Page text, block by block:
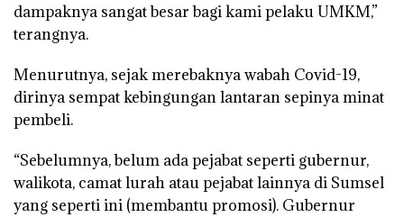
dampaknya sangat besar bagi kami pelaku UMKM,”
terangnya.
Menurutnya, sejak merebaknya wabah Covid-19,
dirinya sempat kebingungan lantaran sepinya minat
pembeli.
“Sebelumnya, belum ada pejabat seperti gubernur,
walikota, camat lurah atau pejabat lainnya di Sumsel
yang seperti ini (membantu promosi). Gubernur